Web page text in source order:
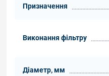
Призначення
Виконання фільтру
Діаметр, мм